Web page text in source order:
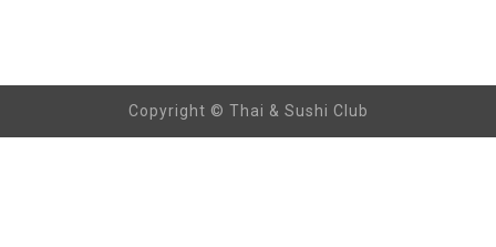
Copyright © Thai & Sushi Club